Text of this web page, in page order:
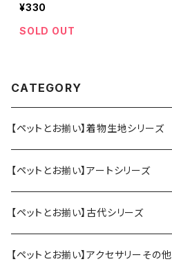
¥330
SOLD OUT
CATEGORY
【ペットとお揃い】着物生地シリーズ
ペット用アクセサリー
大（犬、大型猫用）
小（猫、小型犬用）
人間用アクセサリー
ピアス／イヤリング
【ペットとお揃い】アートシリーズ
ペット用アクセサリー
スタイ（小）
人間用アクセサリー
【ペットとお揃い】古代シリーズ
ペット用アクセサリー
【ペットとお揃い】アクセサリーその他